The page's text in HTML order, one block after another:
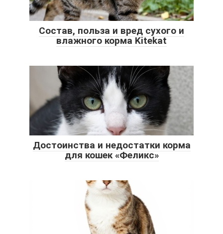
Состав, польза и вред сухого и
влажного корма Kitekat
Достоинства и недостатки корма
для кошек «Феликс»